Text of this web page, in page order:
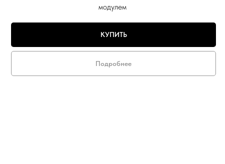
модулем
КУПИТЬ
Подробнее